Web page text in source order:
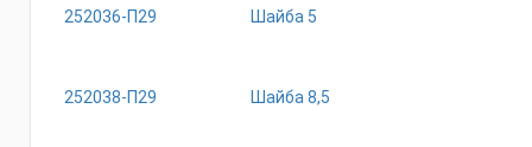
252036-П29 Шайба 5
252038-П29 Шайба 8,5